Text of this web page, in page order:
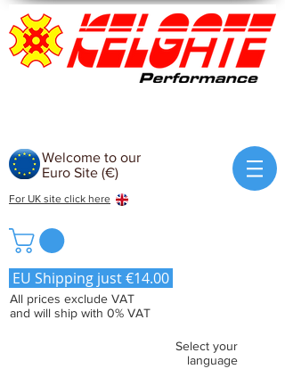
Welcome to our
Euro Site (€)
For UK site click here
EU Shipping just €14.00
All prices exclude VAT
and will ship with 0% VAT
Select your
language